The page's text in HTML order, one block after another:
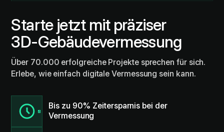
Starte jetzt mit präziser
3D-Gebäudevermessung
Über 70.000 erfolgreiche Projekte sprechen für sich.
Erlebe, wie einfach digitale Vermessung sein kann.
Bis zu 90% Zeitersparnis bei der
Vermessung